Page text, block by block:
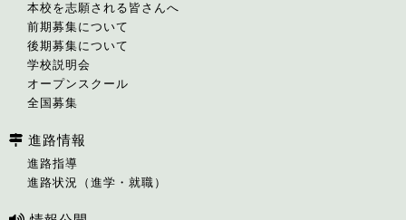
本校を志願される皆さんへ
前期募集について
後期募集について
学校説明会
オープンスクール
全国募集
進路情報
進路指導
進路状況（進学・就職）